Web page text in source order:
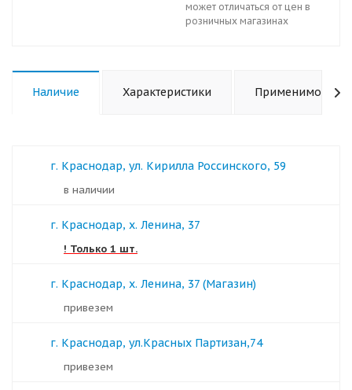
может отличаться от цен в
розничных магазинах
Наличие Характеристики Применимость
г. Краснодар, ул. Кирилла Россинского, 59
в наличии
г. Краснодар, х. Ленина, 37
! Только 1 шт.
г. Краснодар, х. Ленина, 37 (Магазин)
Привезем
г. Краснодар, ул.Красных Партизан,74
Привезем